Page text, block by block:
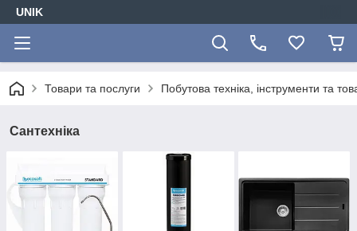
UNIK
Товари та послуги Побутова техніка, інструменти та
Сантехніка